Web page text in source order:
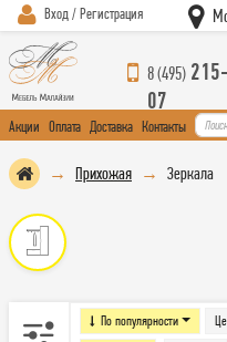
Вход / Регистрация
8 (495)
07
Акции Оплата Доставка Контакты
Прихожая Зеркала
По популярности